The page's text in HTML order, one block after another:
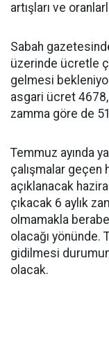
artışları ve
Sabah
üzerinde ücretle
gelmesi
asgari ücret
zamma göre de
Temmuz ayında
çalışmalar geçen
açıklanacak
çıkacak 6 aylık
olmamakla
olacağı yönünde.
gidilmesi
olacak.